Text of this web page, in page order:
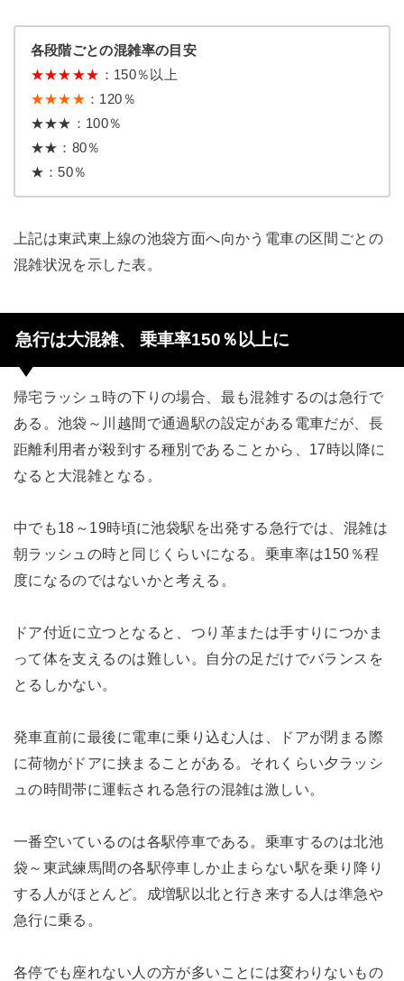
各段階ごとの混雑率の目安
★★★★★ ：150％以上
★★★★ ：120％
★★★：100％
★★：80％
★：50％
上記は東武東上線の池袋方面へ向かう電車の区間ごとの
混雑状況を示した表。
急行は大混雑、 乗車率150％以上に
帰宅ラッシュ時の下りの場合、最も混雑するのは急行で
ある。池袋～川越間で通過駅の設定がある電車だが、長
距離利用者が殺到する種別であることから、17時以降に
なると大混雑となる。
中でも18～19時頃に池袋駅を出発する急行では、混雑は
朝ラッシュの時と同じくらいになる。乗車率は150％程
度になるのではないかと考える。
ドア付近に立つとなると、つり革または手すりにつかま
って体を支えるのは難しい。自分の足だけでバランスを
とるしかない。
発車直前に最後に電車に乗り込む人は、ドアが閉まる際
に荷物がドアに挟まることがある。それくらい夕ラッシ
ュの時間帯に運転される急行の混雑は激しい。
一番空いているのは各駅停車である。乗車するのは北池
袋～東武練馬間の各駅停車しか止まらない駅を乗り降り
する人がほとんど。成増駅以北と行き来する人は準急や
急行に乗る。
各停でも座れない人の方が多いことには変わりないもの